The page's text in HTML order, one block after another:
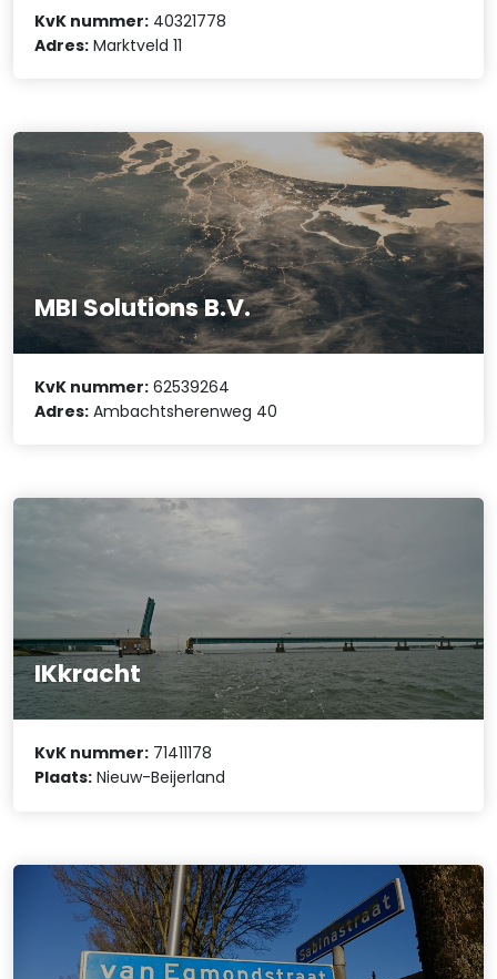
KvK nummer: 40321778
Adres: Marktveld 11
MBI Solutions B.V.
KvK nummer: 62539264
Adres: Ambachtsherenweg 40
IKkracht
KvK nummer: 71411178
Plaats: Nieuw-Beijerland